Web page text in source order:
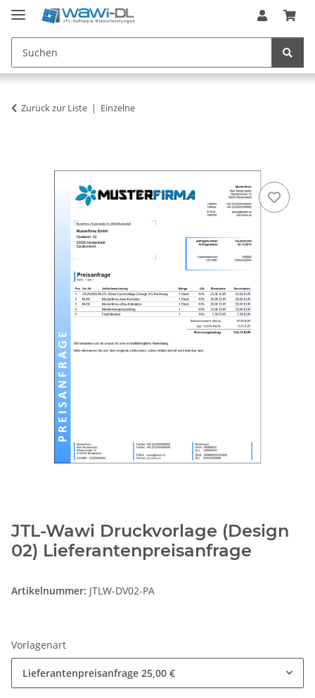
Zurück zur Liste Einzelne
JTL-Wawi Druckvorlage (Design
02) Lieferantenpreisanfrage
Artikelnummer: JTLW-DV02-PA
Vorlagenart
Lieferantenpreisanfrage 25,00 €